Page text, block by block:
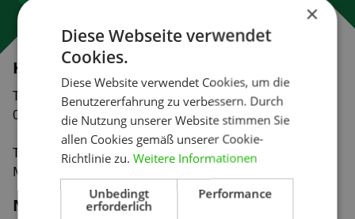
Kontakt
Tiergartenstraße 32
01219 Dresden
Tel:
0351 47 93 41 92
Mail:
Navigation
×
Diese Webseite verwendet
Cookies.
Diese Website verwendet Cookies, um die
Benutzererfahrung zu verbessern. Durch
die Nutzung unserer Website stimmen Sie
allen Cookies gemäß unserer Cookie-
Richtlinie zu.Weitere Informationen
Unbedingt
erforderlich
Performance